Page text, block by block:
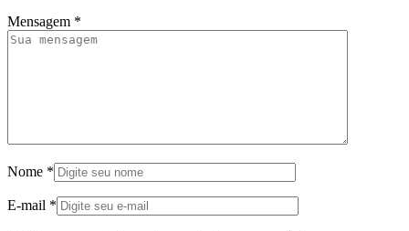
Mensagem *
Nome *
E-mail *